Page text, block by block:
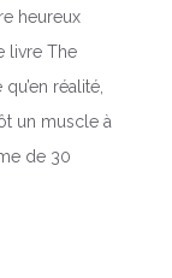
heureux
livre The
réalité,
un muscle à
de 30